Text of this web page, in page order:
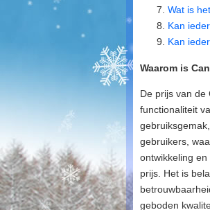
Wat is
Kan
Kan
Waarom is
De prijs van de
functionaliteit
gebruikers,
ontwikkeling
prijs. Het is
geboden